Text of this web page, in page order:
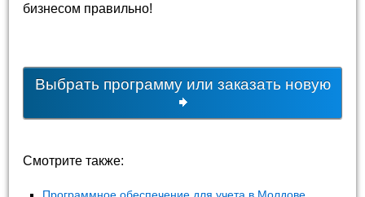
бизнесом правильно!
Выбрать программу или заказать новую
Смотрите также: